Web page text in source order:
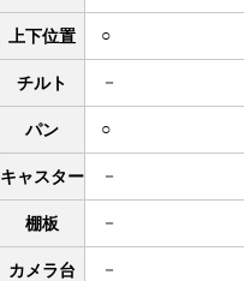
上下位置 ○
チルト －
パン ○
キャスター －
棚板 －
カメラ台 －